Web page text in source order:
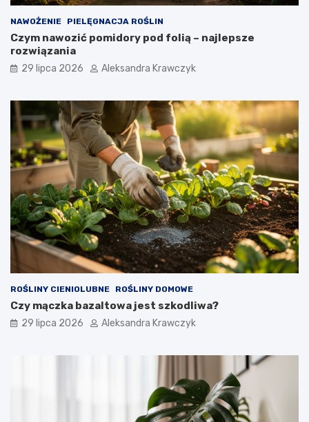
NAWOŻENIE PIELĘGNACJA ROŚLIN
Czym nawozić pomidory pod folią – najlepsze
rozwiązania
29 lipca 2026 Aleksandra Krawczyk
ROŚLINY CIENIOLUBNE ROŚLINY DOMOWE
Czy mączka bazaltowa jest szkodliwa?
29 lipca 2026 Aleksandra Krawczyk